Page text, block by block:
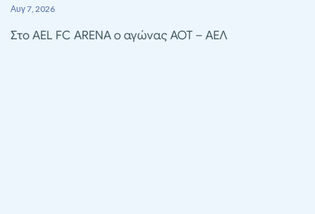
Αυγ 7, 2026
Στο AEL FC ARENA ο αγώνας ΑΟΤ – ΑΕΛ